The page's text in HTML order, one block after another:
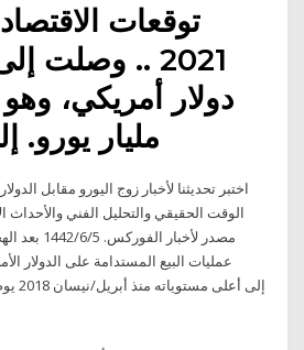
توقعات
مليار يورو. إلى 11.8
اختبر تحديثنا لأخبار زوج اليورو مقابل
الوقت الحقيقي والتحليل الفني والأحداث
عمليات البيع المستدامة على الدولار